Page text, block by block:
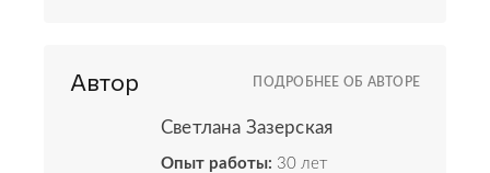
Автор ПОДРОБНЕЕ ОБ АВТОРЕ
Светлана Зазерская
Опыт работы: 30 лет